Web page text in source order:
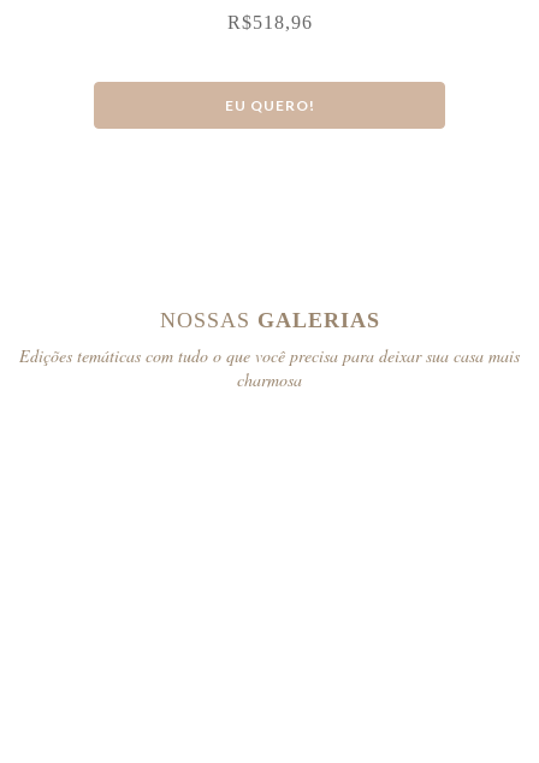
R$518,96
EU QUERO!
NOSSAS GALERIAS
Edições temáticas com tudo o que você precisa para deixar sua casa mais
charmosa